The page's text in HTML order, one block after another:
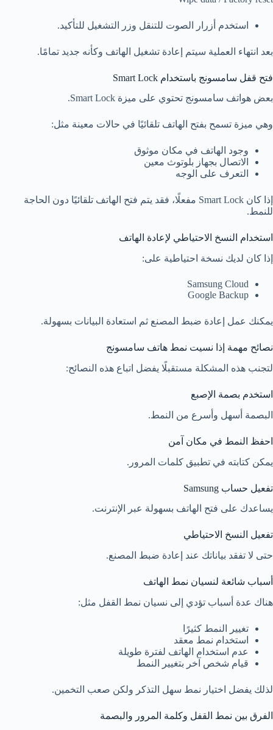
استخدم أزرار الصوت للتنقل وزر التشغيل للتأكيد.
بعد انتهاء العملية سيتم إعادة تشغيل الهاتف وكأنه جديد تمامًا.
فتح قفل سامسونج باستخدام Smart Lock
بعض هواتف سامسونج تحتوي على ميزة Smart Lock.
وهي ميزة تسمح بفتح الهاتف تلقائيًا في حالات معينة مثل:
وجود الهاتف في مكان موثوق
الاتصال بجهاز بلوتوث معين
التعرف على الوجه
إذا كان Smart Lock مفعلًا، فقد يتم فتح الهاتف تلقائيًا دون الحاجة
للنمط.
استخدام النسخ الاحتياطي لإعادة الهاتف
إذا كان لديك نسخة احتياطية على:
Samsung Cloud
Google Backup
يمكنك عمل إعادة ضبط المصنع ثم استعادة البيانات بسهولة.
نصائح مهمة إذا نسيت نمط هاتف سامسونج
لتجنب هذه المشكلة مستقبلًا يفضل اتباع هذه النصائح:
استخدم بصمة الإصبع
البصمة أسهل وأسرع من النمط.
احفظ النمط في مكان آمن
يمكن كتابته في تطبيق كلمات المرور.
تفعيل حساب Samsung
يساعدك على فتح الهاتف بسهولة عبر الإنترنت.
تفعيل النسخ الاحتياطي
حتى لا تفقد بياناتك عند إعادة ضبط المصنع.
أسباب شائعة لنسيان نمط الهاتف
هناك عدة أسباب تؤدي إلى نسيان نمط القفل مثل:
تغيير النمط كثيرًا
استخدام نمط معقد
عدم استخدام الهاتف لفترة طويلة
قيام شخص آخر بتغيير النمط
لذلك يفضل اختيار نمط سهل التذكر ولكن صعب التخمين.
الفرق بين نمط القفل وكلمة المرور والبصمة